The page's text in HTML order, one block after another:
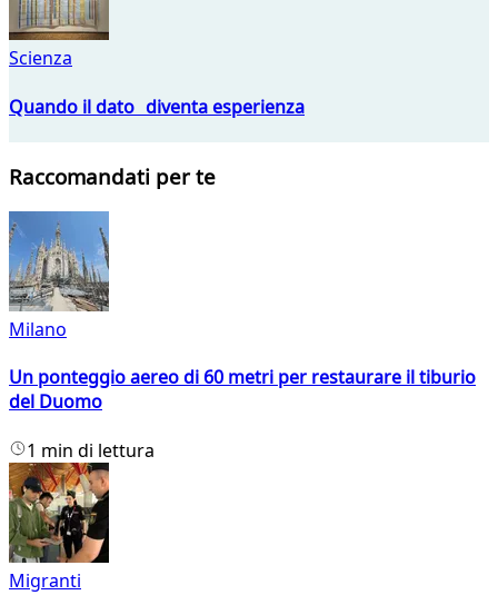
Scienza
Quando il dato diventa esperienza
Raccomandati per te
Milano
Un ponteggio aereo di 60 metri per restaurare il tiburio
del Duomo
1 min di lettura
Migranti